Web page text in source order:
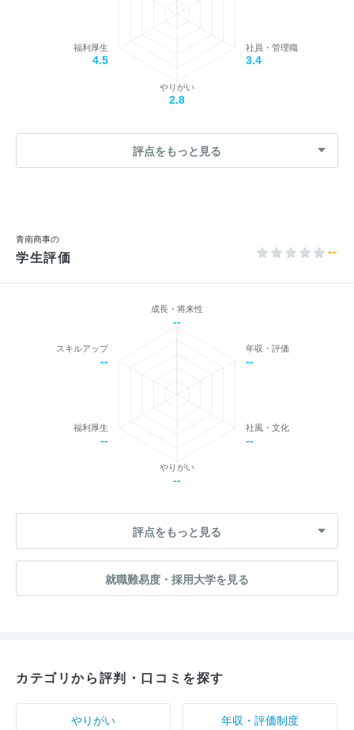
社員・管理職
3.4
やりがい
2.8
福利厚生
4.5
評点をもっと見る
青南商事の
学生評価 --
成長・将来性
--
年収・評価
--
社風・文化
--
やりがい
--
福利厚生
--
スキルアップ
--
評点をもっと見る
就職難易度・採用大学を見る
カテゴリから評判・口コミを探す
やりがい
年収・評価制度